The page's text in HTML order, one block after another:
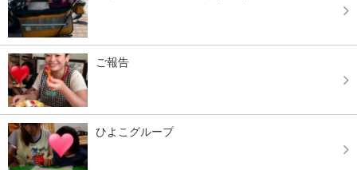
ご報告
ひよこグループ